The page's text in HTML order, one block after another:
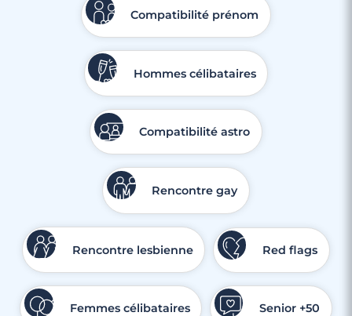
Compatibilité prénom
Hommes célibataires
Compatibilité astro
Rencontre gay
Rencontre lesbienne Red flags
Femmes célibataires Senior +50